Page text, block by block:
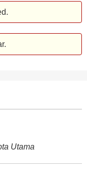
Utama